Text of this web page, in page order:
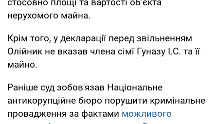
нерухомого майна.
Крім того, у декларації перед звільненням
Олійник не вказав члена сімї Гуназу І.С. та її
майно.
Раніше суд зобов'язав Національне
антикорупційне бюро порушити кримінальне
провадження за фактами можливого